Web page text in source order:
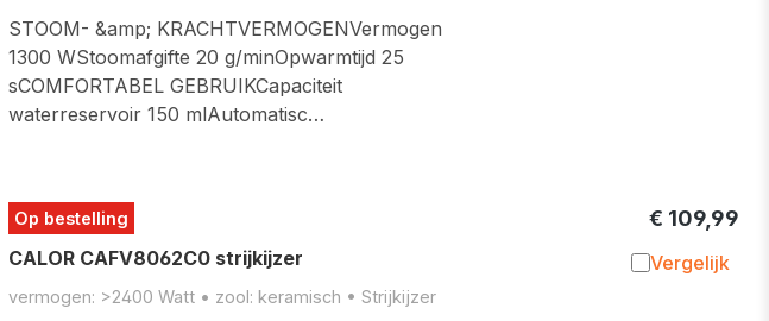
STOOM- &amp; KRACHTVERMOGENVermogen
1300 WStoomafgifte 20 g/minOpwarmtijd 25
sCOMFORTABEL GEBRUIKCapaciteit
waterreservoir 150 mlAutomatisc…
Op bestelling
CALOR CAFV8062C0 strijkijzer
vermogen: >2400 Watt • zool: keramisch • Strijkijzer
€ 109,99
Vergelijk